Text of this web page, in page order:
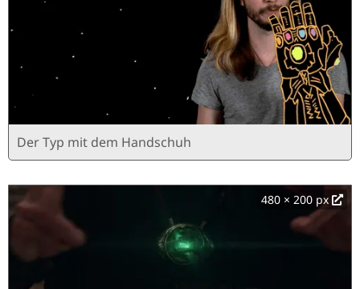
Der Typ mit dem Handschuh
480 × 200 px